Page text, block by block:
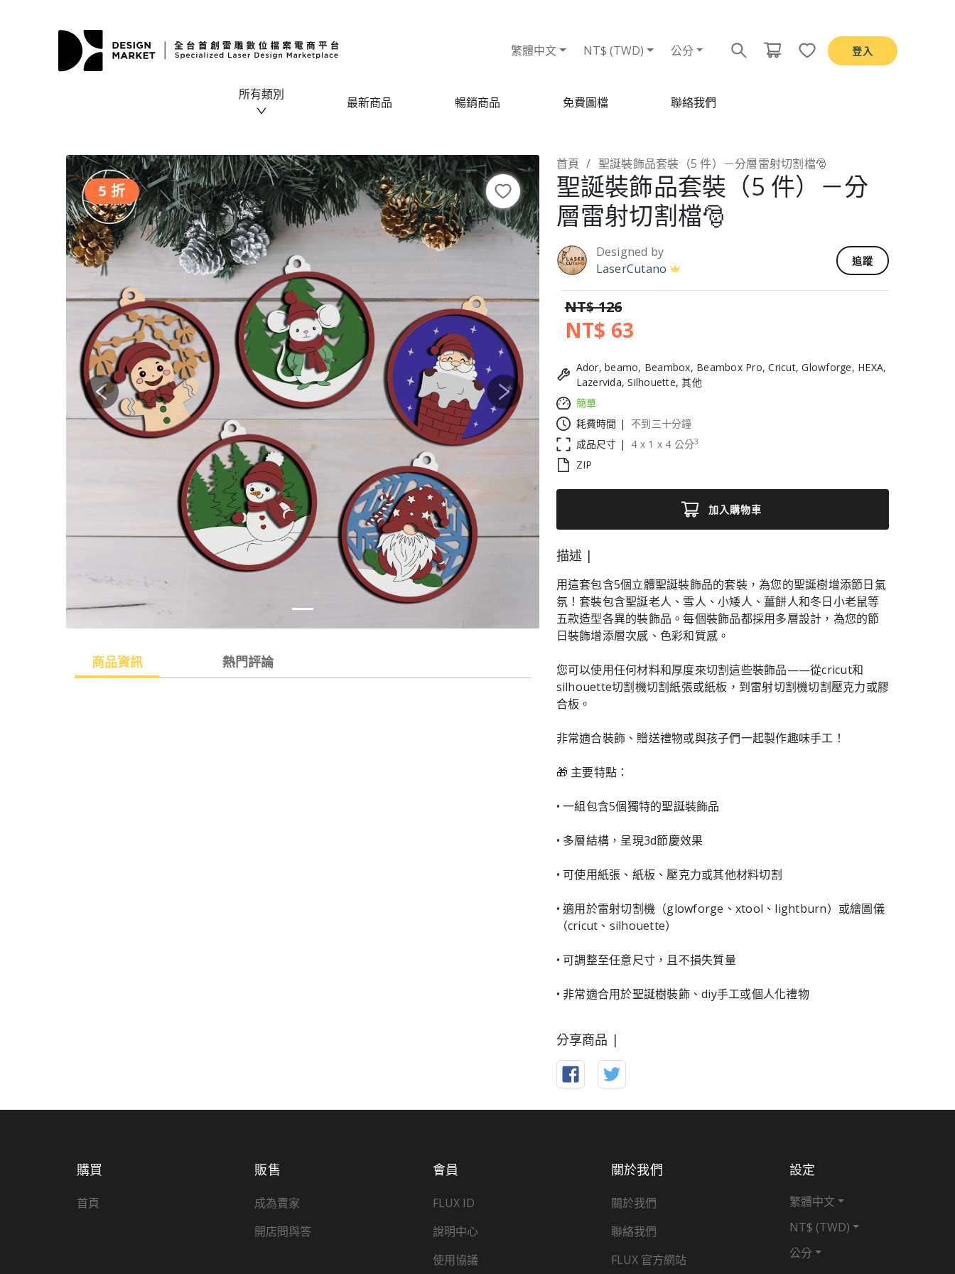
繁體中文 NT$ (TWD) 公分 登入
所有類別
最新商品 暢銷商品 免費圖檔 聯絡我們
5 折
Previous Next
商品資訊 熱門評論
首頁 聖誕裝飾品套裝（5 件）－分層雷射切割檔🎅
聖誕裝飾品套裝（5 件）－分
層雷射切割檔🎅
Designed by
LaserCutano
追蹤
NT$ 126
NT$ 63
Ador, beamo, Beambox, Beambox Pro, Cricut, Glowforge, HEXA,
Lazervida, Silhouette, 其他
簡單
耗費時間 |
不到三十分鐘
成品尺寸 |
4 x 1 x 4 公分3
ZIP
加入購物車
描述 |
用這套包含5個立體聖誕裝飾品的套裝，為您的聖誕樹增添節日氣
氛！套裝包含聖誕老人、雪人、小矮人、薑餅人和冬日小老鼠等
五款造型各異的裝飾品。每個裝飾品都採用多層設計，為您的節
日裝飾增添層次感、色彩和質感。
您可以使用任何材料和厚度來切割這些裝飾品——從cricut和
silhouette切割機切割紙張或紙板，到雷射切割機切割壓克力或膠
合板。
非常適合裝飾、贈送禮物或與孩子們一起製作趣味手工！
🎁 主要特點：
• 一組包含5個獨特的聖誕裝飾品
• 多層結構，呈現3d節慶效果
• 可使用紙張、紙板、壓克力或其他材料切割
• 適用於雷射切割機（glowforge、xtool、lightburn）或繪圖儀
（cricut、silhouette）
• 可調整至任意尺寸，且不損失質量
• 非常適合用於聖誕樹裝飾、diy手工或個人化禮物
分享商品 |
購買
首頁
販售
成為賣家
開店問與答
會員
FLUX ID
說明中心
使用協議
關於我們
關於我們
聯絡我們
FLUX 官方網站
設定
繁體中文
NT$ (TWD)
公分